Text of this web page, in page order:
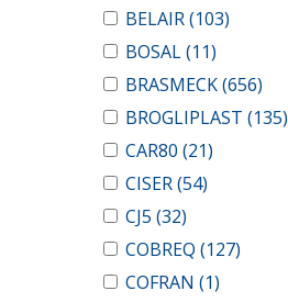
BELAIR(103)
BOSAL(11)
BRASMECK(656)
BROGLIPLAST (135)
CAR80 (21)
CISER(54)
CJ5 (32)
COBREQ (127)
COFRAN (1)